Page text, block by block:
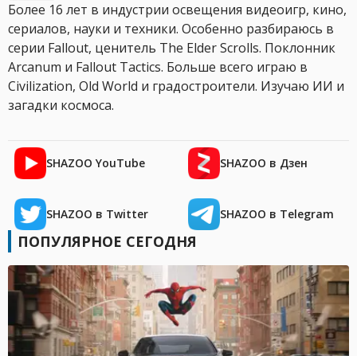
Более 16 лет в индустрии освещения видеоигр, кино,
сериалов, науки и техники. Особенно разбираюсь в
серии Fallout, ценитель The Elder Scrolls. Поклонник
Arcanum и Fallout Tactics. Больше всего играю в
Civilization, Old World и градостроители. Изучаю ИИ и
загадки космоса.
SHAZOO YouTube SHAZOO в Дзен
SHAZOO в Twitter SHAZOO в Telegram
ПОПУЛЯРНОЕ СЕГОДНЯ